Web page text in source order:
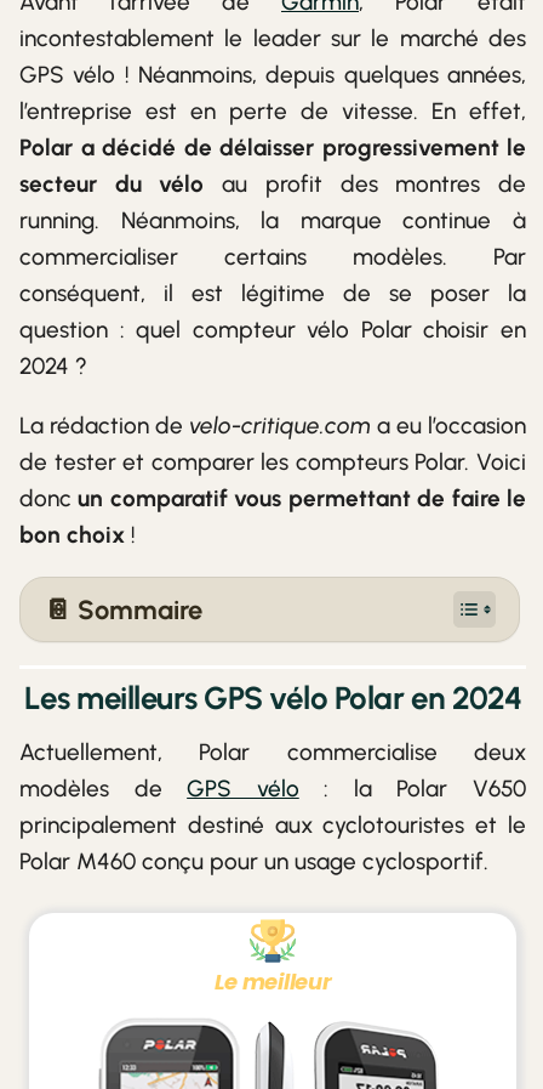
incontestablement le leader sur le marché des
GPS vélo ! Néanmoins, depuis quelques années,
l’entreprise est en perte de vitesse. En effet,
Polar a décidé de délaisser progressivement le
secteur du vélo au profit des montres de
running. Néanmoins, la marque continue à
commercialiser certains modèles. Par
conséquent, il est légitime de se poser la
question : quel compteur vélo Polar choisir en
2024 ?
La rédaction de velo-critique.com a eu l’occasion
de tester et comparer les compteurs Polar. Voici
doncun comparatif vous permettant de faire le
bon choix !
📔 Sommaire
Les meilleurs GPS vélo Polar en 2024
Actuellement, Polar commercialise deux
modèles deGPS vélo : la Polar V650
principalement destiné aux cyclotouristes et le
Polar M460 conçu pour un usage cyclosportif.
Le meilleur